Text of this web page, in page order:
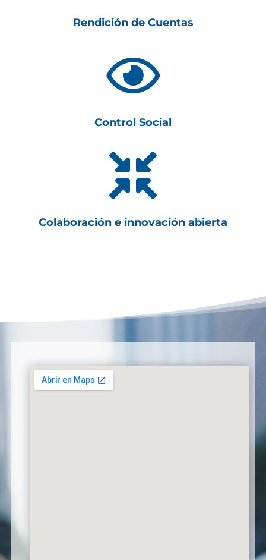
Rendición de Cuentas

Control Social

Colaboración e innovación abierta